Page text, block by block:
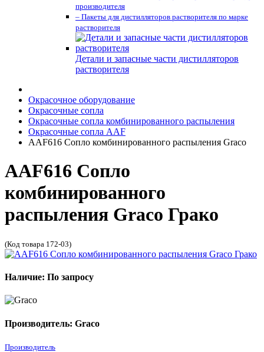
производителя
– Пакеты для дистилляторов растворителя по марке
растворителя
Детали и запасные части дистилляторов
растворителя
Окрасочное оборудование
Окрасочные сопла
Окрасочные сопла комбинированного распыления
Окрасочные сопла AAF
AAF616 Сопло комбинированного распыления Graco
AAF616 Сопло
комбинированного
распыления Graco Грако
(Код товара 172-03)
Наличие: По запросу
Производитель: Graco
Производитель